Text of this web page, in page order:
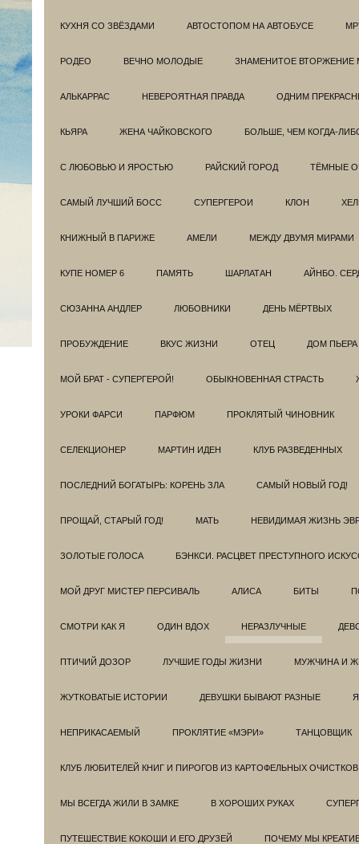
КУХНЯ СО ЗВЁЗДАМИ АВТОСТОПОМ НА АВТОБУСЕ
РОДЕО ВЕЧНО МОЛОДЫЕ ЗНАМЕНИТОЕ ВТОРЖЕНИЕ
АЛЬКАРРАС НЕВЕРОЯТНАЯ ПРАВДА ОДНИМ
КЬЯРА ЖЕНА ЧАЙКОВСКОГО БОЛЬШЕ, ЧЕМ КОГДА-
С ЛЮБОВЬЮ И ЯРОСТЬЮ РАЙСКИЙ ГОРОД ТЁМНЫЕ
САМЫЙ ЛУЧШИЙ БОСС СУПЕРГЕРОИ КЛОН
КНИЖНЫЙ В ПАРИЖЕ АМЕЛИ МЕЖДУ ДВУМЯ МИРАМИ
КУПЕ НОМЕР 6 ПАМЯТЬ ШАРЛАТАН АЙНБО.
СЮЗАННА АНДЛЕР ЛЮБОВНИКИ ДЕНЬ МЁРТВЫХ
ПРОБУЖДЕНИЕ ВКУС ЖИЗНИ ОТЕЦ ДОМ ПЬЕРА
МОЙ БРАТ - СУПЕРГЕРОЙ! ОБЫКНОВЕННАЯ СТРАСТЬ
УРОКИ ФАРСИ ПАРФЮМ ПРОКЛЯТЫЙ ЧИНОВНИК
СЕЛЕКЦИОНЕР МАРТИН ИДЕН КЛУБ РАЗВЕДEННЫХ
ПОСЛЕДНИЙ БОГАТЫРЬ: КОРЕНЬ ЗЛА САМЫЙ НОВЫЙ ГОД!
ПРОЩАЙ, СТАРЫЙ ГОД! МАТЬ НЕВИДИМАЯ ЖИЗНЬ
ЗОЛОТЫЕ ГОЛОСА БЭНКСИ. РАСЦВЕТ ПРЕСТУПНОГО
МОЙ ДРУГ МИСТЕР ПЕРСИВАЛЬ АЛИСА БИТЫ
СМОТРИ КАК Я ОДИН ВДОХ НЕРАЗЛУЧНЫЕ
ПТИЧИЙ ДОЗОР ЛУЧШИЕ ГОДЫ ЖИЗНИ МУЖЧИНА И
ЖУТКОВАТЫЕ ИСТОРИИ ДЕВУШКИ БЫВАЮТ РАЗНЫЕ
НЕПРИКАСАЕМЫЙ ПРОКЛЯТИЕ «МЭРИ» ТАНЦОВЩИК
КЛУБ ЛЮБИТЕЛЕЙ КНИГ И ПИРОГОВ ИЗ КАРТОФЕЛЬНЫХ ОЧИСТКОВ
МЫ ВСЕГДА ЖИЛИ В ЗАМКЕ В ХОРОШИХ РУКАХ
ПУТЕШЕСТВИЕ КОКОШИ И ЕГО ДРУЗЕЙ ПОЧЕМУ МЫ